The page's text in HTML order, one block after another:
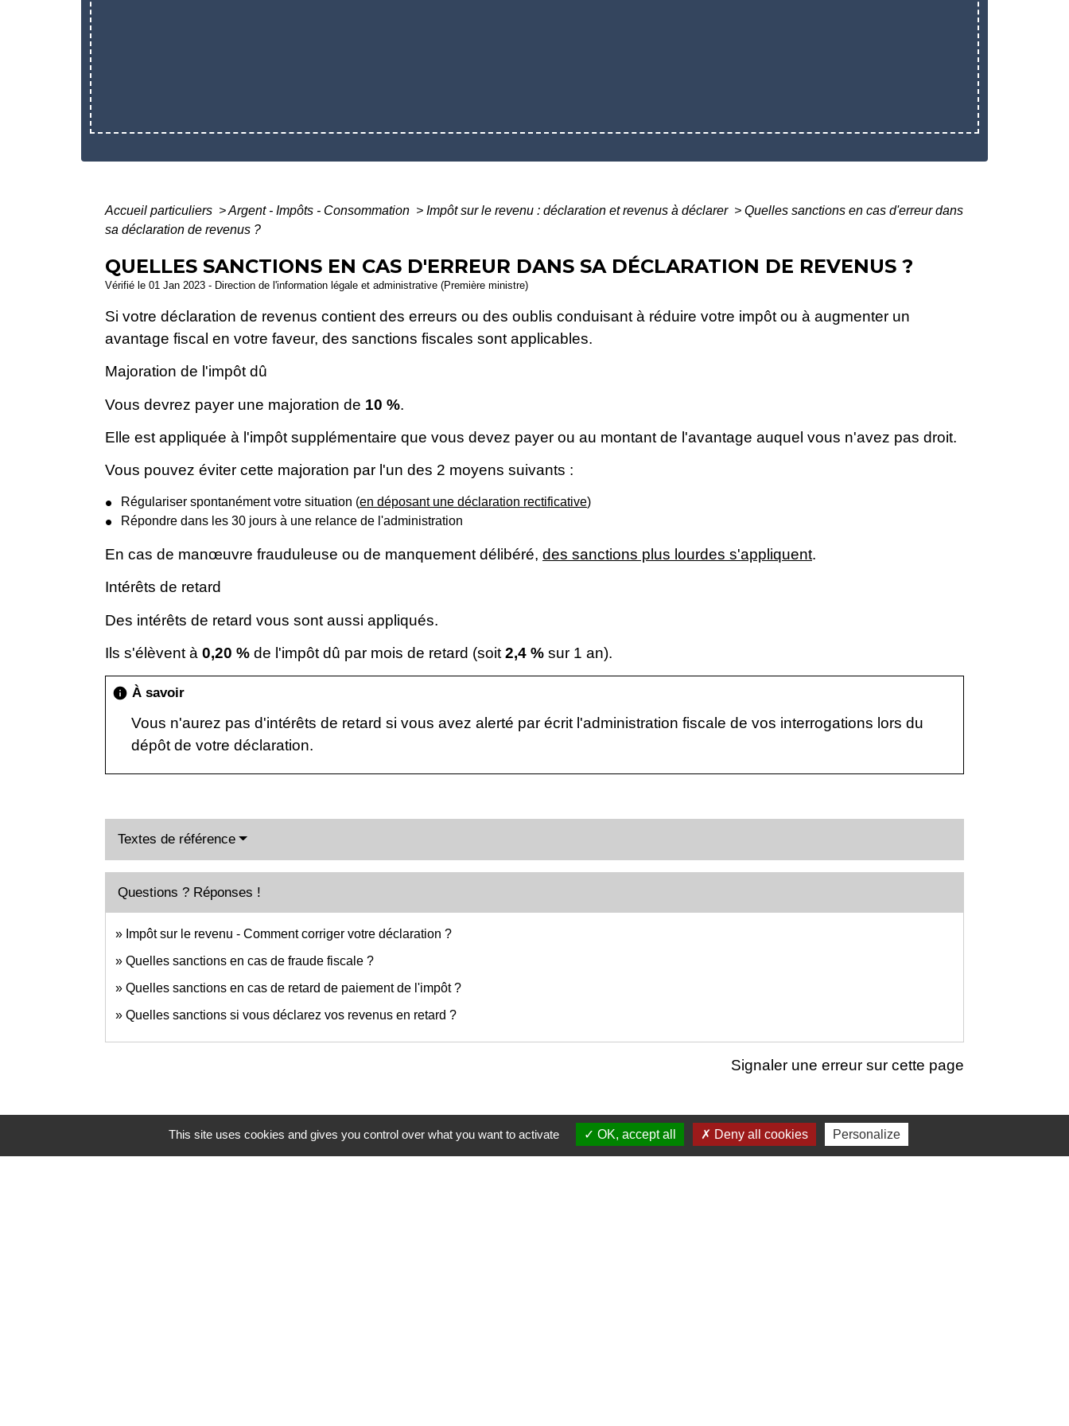
Accueil particuliers >Argent - Impôts - Consommation > Impôt sur le revenu : déclaration et revenus à déclarer > Quelles sanctions en cas d'erreur dans
sa déclaration de revenus ?
QUELLES SANCTIONS EN CAS D'ERREUR DANS SA DÉCLARATION DE REVENUS ?
Vérifié le 01 Jan 2023 - Direction de l'information légale et administrative (Première ministre)
Si votre déclaration de revenus contient des erreurs ou des oublis conduisant à réduire votre impôt ou à augmenter un
avantage fiscal en votre faveur, des sanctions fiscales sont applicables.
Majoration de l'impôt dû
Vous devrez payer une majoration de 10 %.
Elle est appliquée à l'impôt supplémentaire que vous devez payer ou au montant de l'avantage auquel vous n'avez pas droit.
Vous pouvez éviter cette majoration par l'un des 2 moyens suivants :
Régulariser spontanément votre situation (en déposant une déclaration rectificative)
Répondre dans les 30 jours à une relance de l'administration
En cas de manœuvre frauduleuse ou de manquement délibéré, des sanctions plus lourdes s'appliquent.
Intérêts de retard
Des intérêts de retard vous sont aussi appliqués.
Ils s'élèvent à 0,20 % de l'impôt dû par mois de retard (soit 2,4 % sur 1 an).
info À savoir
Vous n'aurez pas d'intérêts de retard si vous avez alerté par écrit l'administration fiscale de vos interrogations lors du
dépôt de votre déclaration.
Textes de référence
Questions ? Réponses !
Impôt sur le revenu - Comment corriger votre déclaration ?
Quelles sanctions en cas de fraude fiscale ?
Quelles sanctions en cas de retard de paiement de l'impôt ?
Quelles sanctions si vous déclarez vos revenus en retard ?
Signaler une erreur sur cette page
Nous contacter
This site uses cookies and gives you control over what you want to activate OK, accept all Deny all cookies Personalize